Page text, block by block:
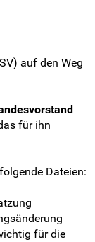
auf den Weg
für ihn
Dateien:
für die